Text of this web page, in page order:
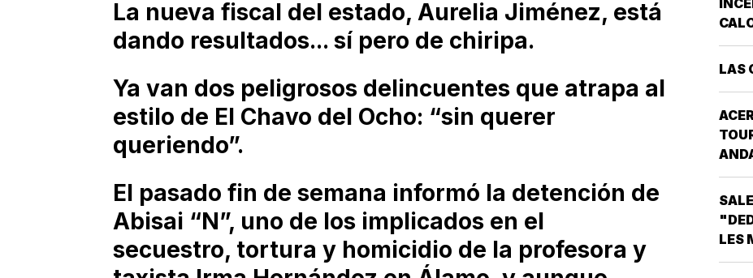
La nueva fiscal del estado, Aurelia Jiménez, está
dando resultados... sí pero de chiripa.
Ya van dos peligrosos delincuentes que atrapa al
estilo de El Chavo del Ocho: “sin querer
queriendo”.
El pasado fin de semana informó la detención de
Abisai “N”, uno de los implicados en el
secuestro, tortura y homicidio de la profesora y
DE
QUE
LAS
*ME
LES